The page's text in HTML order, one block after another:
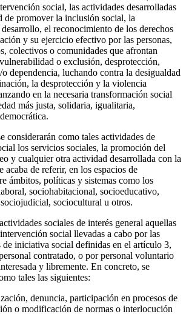
social, las actividades desarrolladas
de promover la inclusión social, la
el reconocimiento de los derechos
y su ejercicio efectivo por las personas,
colectivos o comunidades que afrontan
o exclusión, desprotección,
dependencia, luchando contra la desigualdad
la desprotección y la violencia
en la necesaria transformación social
más justa, solidaria, igualitaria,
considerarán como tales actividades de
los servicios sociales, la promoción del
y cualquier otra actividad desarrollada con la
acaba de referir, en los espacios de
ámbitos, políticas y sistemas como los
sociohabitacional, socioeducativo,
sociocultural u otros.
sociales de interés general aquellas
social llevadas a cabo por las
de iniciativa social definidas en el artículo 3,
contratado, o por personal voluntario
y libremente. En concreto, se
tales las siguientes:
denuncia, participación en procesos de
o modificación de normas o interlocución